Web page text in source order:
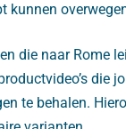
kunnen
die naar Rome
die
te behalen.